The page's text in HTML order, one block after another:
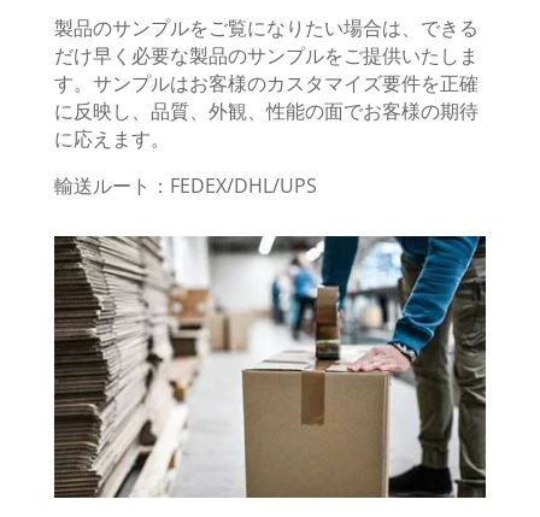
製品のサンプルをご覧になりたい場合は、できる
だけ早く必要な製品のサンプルをご提供いたしま
す。サンプルはお客様のカスタマイズ要件を正確
に反映し、品質、外観、性能の面でお客様の期待
に応えます。
輸送ルート：FEDEX/DHL/UPS